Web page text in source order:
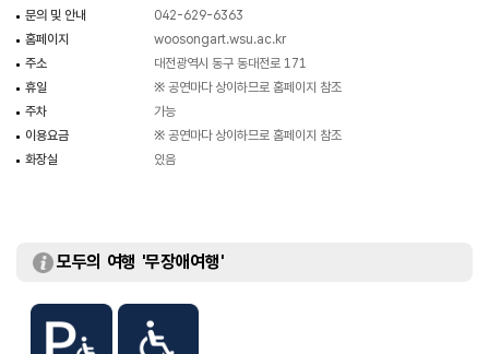
문의 및 안내
042-629-6363
홈페이지
woosongart.wsu.ac.kr
주소
대전광역시 동구 동대전로 171
휴일
※ 공연마다 상이하므로 홈페이지 참조
주차
가능
이용요금
※ 공연마다 상이하므로 홈페이지 참조
화장실
있음
모두의 여행 '무장애여행'